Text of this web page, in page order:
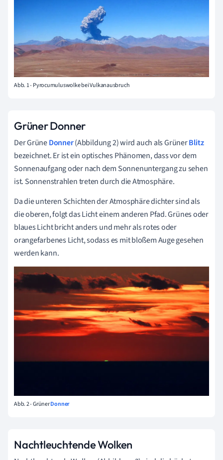
Abb. 1 - Pyrocumuluswolke bei Vulkanausbruch
Grüner Donner
Der GrüneDonner(Abbildung 2) wird auch als GrünerBlitz
bezeichnet. Er ist ein optisches Phänomen, dass vor dem
Sonnenaufgang oder nach dem Sonnenuntergang zu sehen
ist. Sonnenstrahlen treten durch die Atmosphäre.
Da die unteren Schichten der Atmosphäre dichter sind als
die oberen, folgt das Licht einem anderen Pfad. Grünes oder
blaues Licht bricht anders und mehr als rotes oder
orangefarbenes Licht, sodass es mit bloßem Auge gesehen
werden kann.
Abb. 2 - GrünerDonner
Nachtleuchtende Wolken